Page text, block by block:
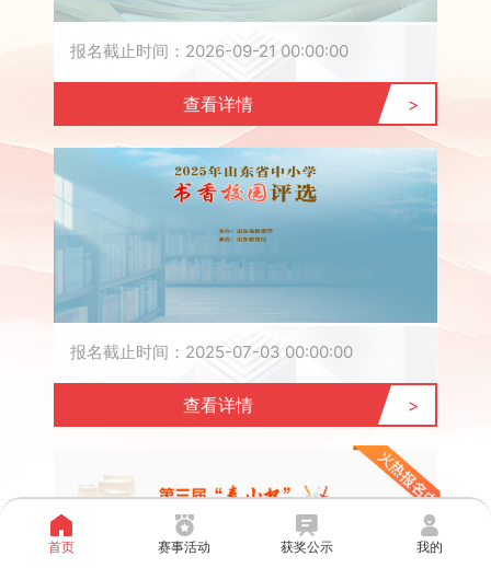
报名截止时间：2026-09-21 00:00:00
查看详情 >
报名截止时间：2025-07-03 00:00:00
查看详情 >
首页 赛事活动 获奖公示 我的